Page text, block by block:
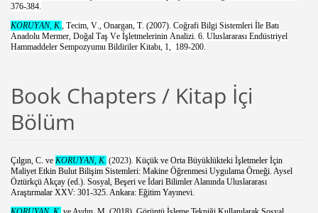
376-384.
KORUYAN, K. , Tecim, V., Onargan, T. (2007). Coğrafi Bilgi Sistemleri İle Batı
Anadolu Mermer, Doğal Taş Ve İşletmelerinin Analizi. 6. Uluslararası Endüstriyel
Hammaddeler Sempozyumu Bildiriler Kitabı, 1, 189-200.
Book Chapters / Kitap İçi
Bölüm
Çılgın, C. ve KORUYAN, K. (2023). Küçük ve Orta Büyüklükteki İşletmeler İçin
Maliyet Etkin Bulut Bilişim Sistemleri: Makine Öğrenmesi Uygulama Örneği. Aysel
Öztürkçü Akçay (ed.). Sosyal, Beşeri ve İdari Bilimler Alanında Uluslararası
Araştırmalar XXV: 301-325. Ankara: Eğitim Yayınevi.